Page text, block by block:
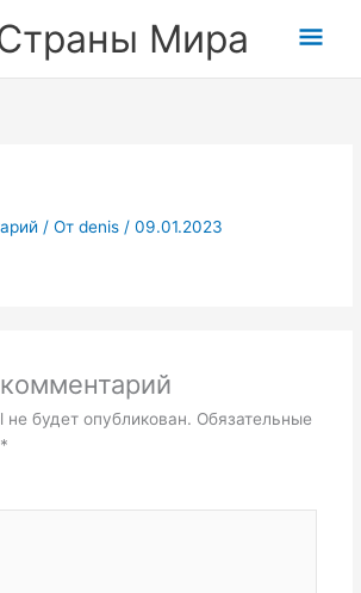
Мира
/ Отdenis/09.01.2023
будет опубликован. Обязательные
*